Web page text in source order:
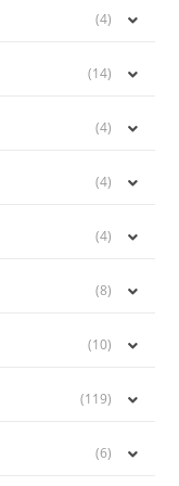
(4)
(14)
(4)
(4)
(4)
(8)
(10)
(119)
(6)